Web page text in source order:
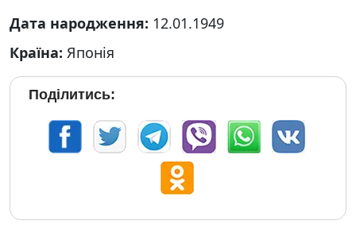
Дата народження: 12.01.1949
Країна: Японія
Поділитись: